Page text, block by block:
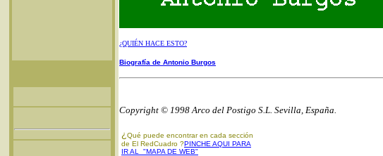
¿QUIÉN HACE ESTO?
Biografía de Antonio Burgos
Copyright © 1998 Arco del Postigo S.L. Sevilla, España.
¿ Qué puede encontrar en cada sección
de El RedCuadro ?PINCHE AQUI PARA
IR AL "MAPA DE WEB"